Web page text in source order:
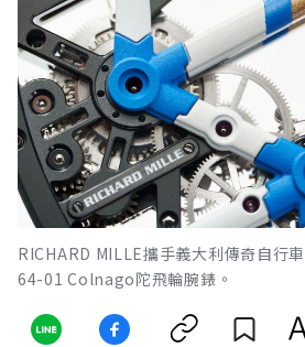
RICHARD MILLE攜手義大利傳奇自行
64-01 Colnago陀飛輪腕錶。